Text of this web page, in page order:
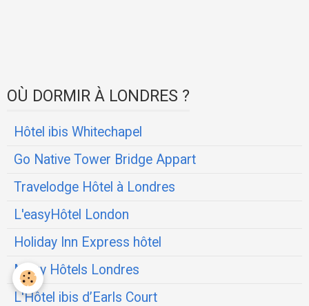
OÙ DORMIR À LONDRES ?
Hôtel ibis Whitechapel
Go Native Tower Bridge Appart
Travelodge Hôtel à Londres
L'easyHôtel London
Holiday Inn Express hôtel
Moxy Hôtels Londres
L'Hôtel ibis d’Earls Court